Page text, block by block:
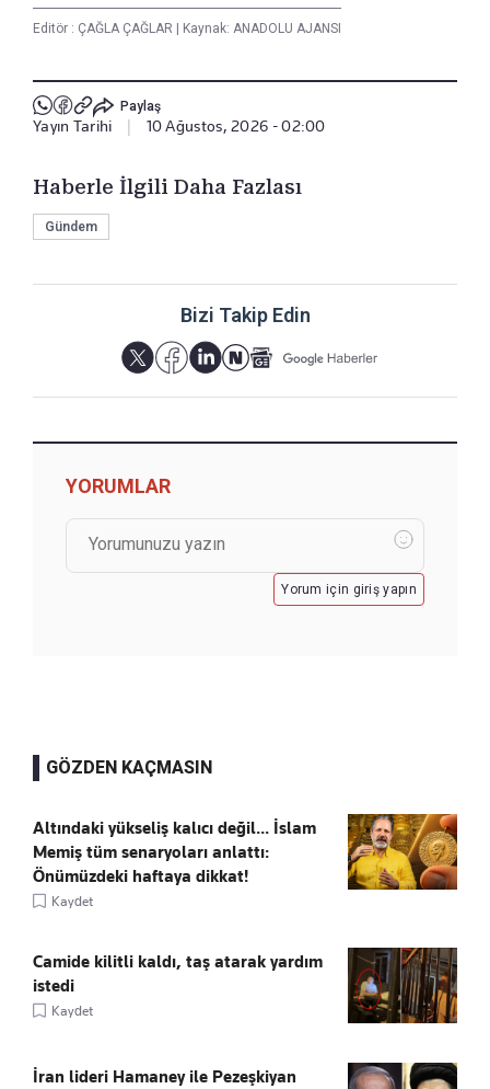
Editör : ÇAĞLA ÇAĞLAR | Kaynak: ANADOLU AJANSI
Paylaş
Yayın Tarihi 10 Ağustos, 2026 - 02:00
Haberle İlgili Daha Fazlası
Gündem
Bizi Takip Edin
YORUMLAR
Yorum için giriş yapın
GÖZDEN KAÇMASIN
Altındaki yükseliş kalıcı değil... İslam
Memiş tüm senaryoları anlattı:
Önümüzdeki haftaya dikkat!
Kaydet
Camide kilitli kaldı, taş atarak yardım
istedi
Kaydet
İran lideri Hamaney ile Pezeşkiyan